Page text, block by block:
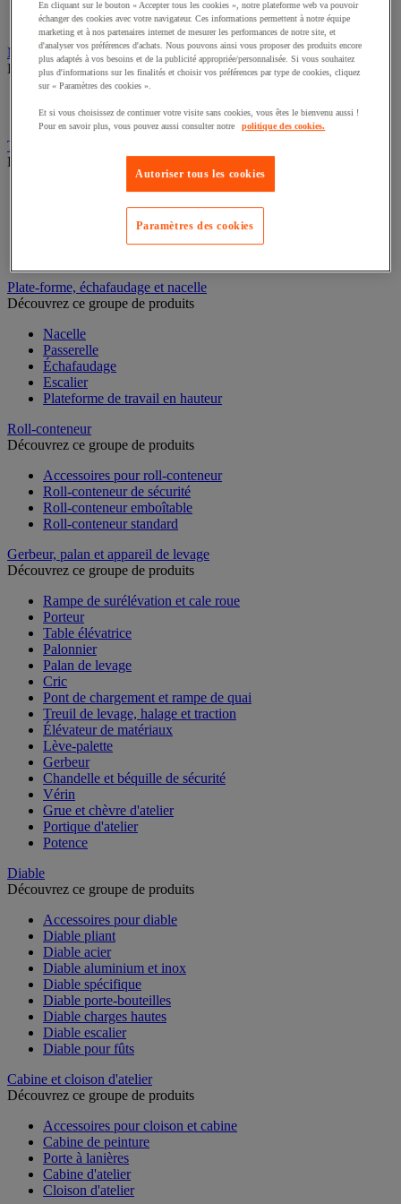
Caisson de laboratoire
Paillasse
Marchepied, escabeau et échelle
Découvrez ce groupe de produits
Escabeau et marchepied
Transpalette
Découvrez ce groupe de produits
Transpalette électrique
Transpalette manuel
Transpalette haute levée
Transpalette peseur
Plate-forme, échafaudage et nacelle
Découvrez ce groupe de produits
Nacelle
Passerelle
Échafaudage
Escalier
Plateforme de travail en hauteur
Roll-conteneur
Découvrez ce groupe de produits
Accessoires pour roll-conteneur
Roll-conteneur de sécurité
Roll-conteneur emboîtable
Roll-conteneur standard
Gerbeur, palan et appareil de levage
Découvrez ce groupe de produits
Rampe de surélévation et cale roue
Porteur
Table élévatrice
Palonnier
Palan de levage
Cric
Pont de chargement et rampe de quai
Treuil de levage, halage et traction
Élévateur de matériaux
Lève-palette
Gerbeur
Chandelle et béquille de sécurité
Vérin
Grue et chèvre d'atelier
Portique d'atelier
Potence
Diable
Découvrez ce groupe de produits
Accessoires pour diable
Diable pliant
Diable acier
Diable aluminium et inox
Diable spécifique
Diable porte-bouteilles
Diable charges hautes
Diable escalier
Diable pour fûts
Cabine et cloison d'atelier
Découvrez ce groupe de produits
Accessoires pour cloison et cabine
Cabine de peinture
Porte à lanières
Cabine d'atelier
Cloison d'atelier
En cliquant sur le bouton « Accepter tous les cookies », notre plateforme web va pouvoir
échanger des cookies avec votre navigateur. Ces informations permettent à notre équipe
marketing et à nos partenaires internet de mesurer les performances de notre site, et
d'analyser vos préférences d'achats. Nous pouvons ainsi vous proposer des produits encore
plus adaptés à vos besoins et de la publicité appropriée/personnalisée. Si vous souhaitez
plus d'informations sur les finalités et choisir vos préférences par type de cookies, cliquez
sur « Paramètres des cookies ».
Et si vous choisissez de continuer votre visite sans cookies, vous êtes le bienvenu aussi !
Pour en savoir plus, vous pouvez aussi consulter notre
politique des cookies.
Autoriser tous les cookies
Paramètres des cookies